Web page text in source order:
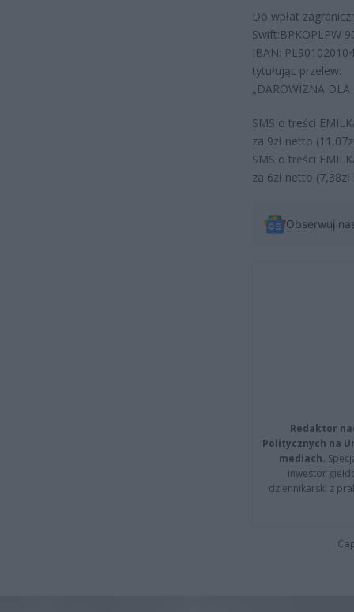
Do wpłat
Swift:BPKOPLPW
IBAN:
tytułując przelew:
„DAROWIZNA DLA
SMS o treści
za 9zł netto
SMS o treści
za 6zł netto
Obserwuj
Redaktor
Politycznych na
mediach.
inwestor
dziennikarski z